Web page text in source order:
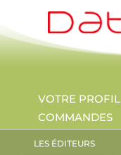
VOTRE PROFIL
COMMANDES
LES ÉDITEURS